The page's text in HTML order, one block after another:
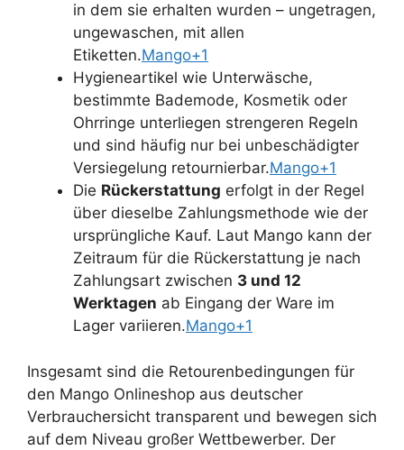
in dem sie erhalten wurden – ungetragen,
ungewaschen, mit allen
Etiketten.Mango+1
Hygieneartikel wie Unterwäsche,
bestimmte Bademode, Kosmetik oder
Ohrringe unterliegen strengeren Regeln
und sind häufig nur bei unbeschädigter
Versiegelung retournierbar.Mango+1
Die Rückerstattung erfolgt in der Regel
über dieselbe Zahlungsmethode wie der
ursprüngliche Kauf. Laut Mango kann der
Zeitraum für die Rückerstattung je nach
Zahlungsart zwischen 3 und 12
Werktagen ab Eingang der Ware im
Lager variieren.Mango+1
Insgesamt sind die Retourenbedingungen für
den Mango Onlineshop aus deutscher
Verbrauchersicht transparent und bewegen sich
auf dem Niveau großer Wettbewerber. Der